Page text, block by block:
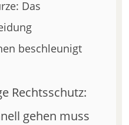
Das
beschleunigt
Rechtsschutz:
gehen muss